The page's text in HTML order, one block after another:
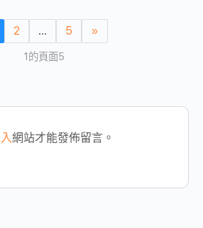
2 ... 5 »
1的頁面5
網站才能發佈留言。